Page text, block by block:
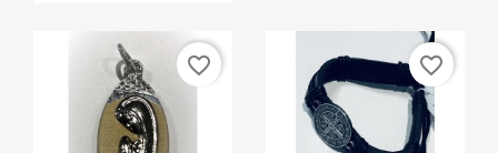
favorite_border favorite_border